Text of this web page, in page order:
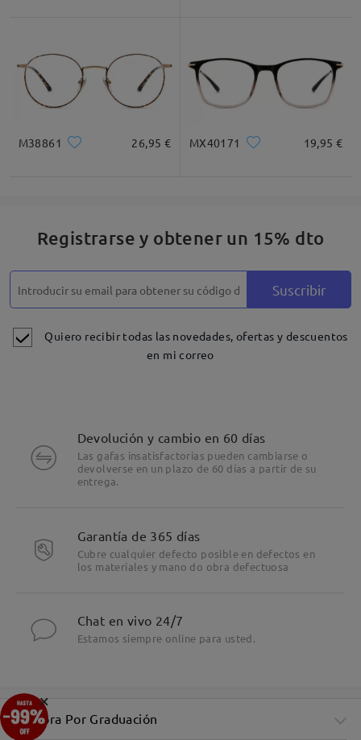
M38861 26,95 € MX40171 19,95 €
Registrarse y obtener un 15% dto
Suscribir
Quiero recibir todas las novedades, ofertas y descuentos
en mi correo
Devolución y cambio en 60 días
Las gafas insatisfactorias pueden cambiarse o
devolverse en un plazo de 60 días a partir de su
entrega.
Garantía de 365 días
Cubre cualquier defecto posible en defectos en
los materiales y mano do obra defectuosa
Chat en vivo 24/7
Estamos siempre online para usted.
Compra Por Graduación
×